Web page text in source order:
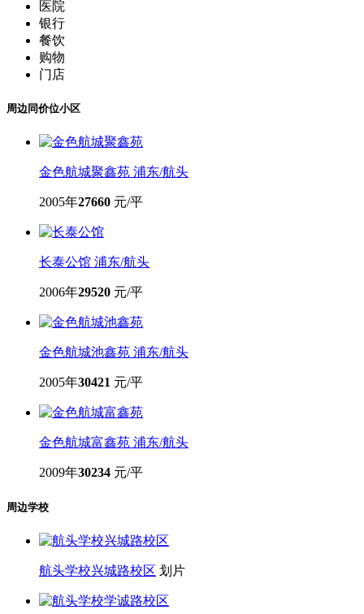
医院
银行
餐饮
购物
门店
周边同价位小区
金色航城聚鑫苑 浦东/航头
2005年27660 元/平
长泰公馆 浦东/航头
2006年29520 元/平
金色航城池鑫苑 浦东/航头
2005年30421 元/平
金色航城富鑫苑 浦东/航头
2009年30234 元/平
周边学校
航头学校兴城路校区 划片